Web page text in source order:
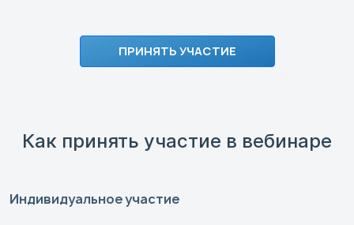
ПРИНЯТЬ УЧАСТИЕ
Как принять участие в вебинаре
Индивидуальное участие